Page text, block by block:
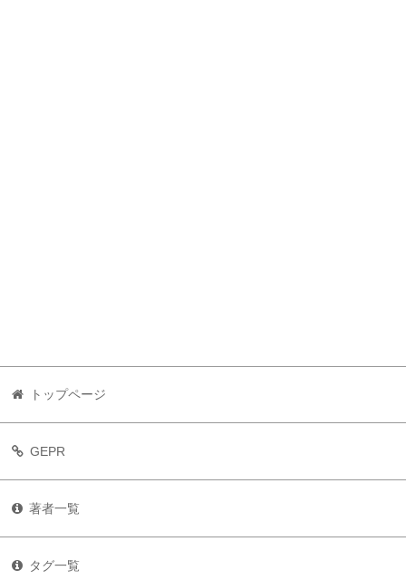
トップページ
GEPR
著者一覧
タグ一覧